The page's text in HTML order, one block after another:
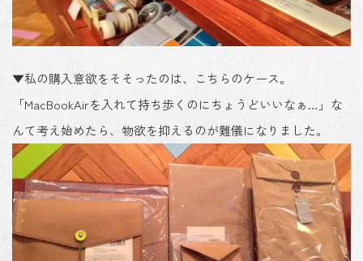
▼私の購入意欲をそそったのは、こちらのケース。
「MacBookAirを入れて持ち歩くのにちょうどいいなぁ…」な
んて考え始めたら、物欲を抑えるのが難儀になりました。